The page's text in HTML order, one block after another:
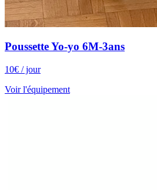
Poussette Yo-yo 6M-3ans
10€ / jour
Voir l'équipement